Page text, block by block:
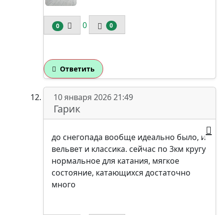
0 0 0
Ответить
10 января 2026 21:49
Гарик
до снегопада вообще идеально было, и
вельвет и классика. сейчас по 3км кругу
нормальное для катания, мягкое
состояние, катающихся достаточно
много